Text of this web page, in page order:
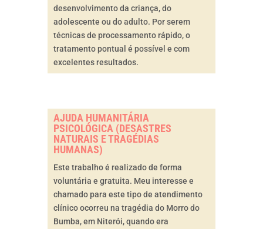
desenvolvimento da criança, do
adolescente ou do adulto. Por serem
técnicas de processamento rápido, o
tratamento pontual é possível e com
excelentes resultados.
AJUDA HUMANITÁRIA
PSICOLÓGICA (DESASTRES
NATURAIS E TRAGÉDIAS
HUMANAS)
Este trabalho é realizado de forma
voluntária e gratuita. Meu interesse e
chamado para este tipo de atendimento
clínico ocorreu na tragédia do Morro do
Bumba, em Niterói, quando era